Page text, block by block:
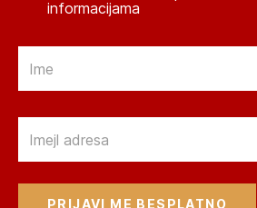
informacijama